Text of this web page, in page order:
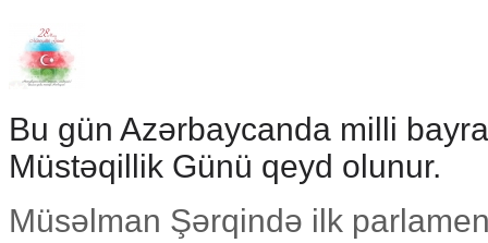
Bu gün Azərbaycanda milli
Müstəqillik Günü qeyd olunur.
Müsəlman Şərqində ilk